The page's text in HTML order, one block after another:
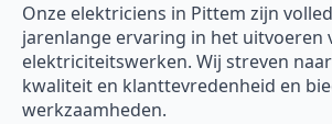
Onze elektriciens in Pittem zijn
jarenlange ervaring in het uitvoeren
elektriciteitswerken. Wij streven
kwaliteit en klanttevredenheid en
werkzaamheden.